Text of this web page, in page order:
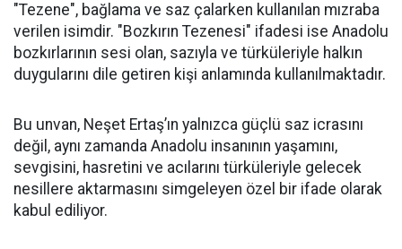
"Tezene", bağlama ve saz çalarken kullanılan mızraba
verilen isimdir. "Bozkırın Tezenesi" ifadesi ise Anadolu
bozkırlarının sesi olan, sazıyla ve türküleriyle halkın
duygularını dile getiren kişi anlamında kullanılmaktadır.
Bu unvan, Neşet Ertaş’ın yalnızca güçlü saz icrasını
değil, aynı zamanda Anadolu insanının yaşamını,
sevgisini, hasretini ve acılarını türküleriyle gelecek
nesillere aktarmasını simgeleyen özel bir ifade olarak
kabul ediliyor.